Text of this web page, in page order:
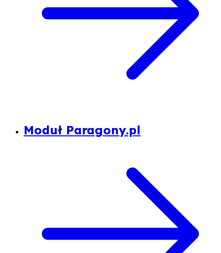
Moduł Paragony.pl